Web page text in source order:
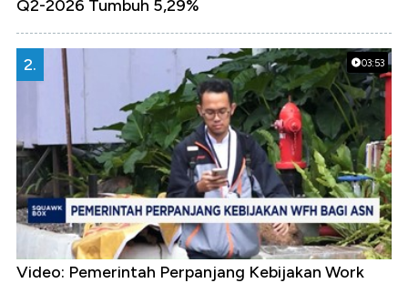
Q2-2026 Tumbuh 5,29%
03:53
2.
Video: Pemerintah Perpanjang Kebijakan Work